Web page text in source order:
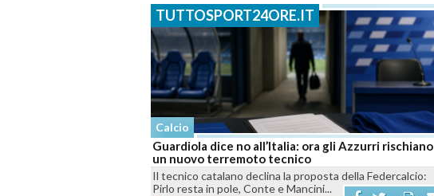
TUTTOSPORT24ORE.IT
Calcio
Guardiola dice no all’Italia: ora gli Azzurri rischiano
un nuovo terremoto tecnico
Il tecnico catalano declina la proposta della Federcalcio:
Pirlo resta in pole, Conte e Mancini...